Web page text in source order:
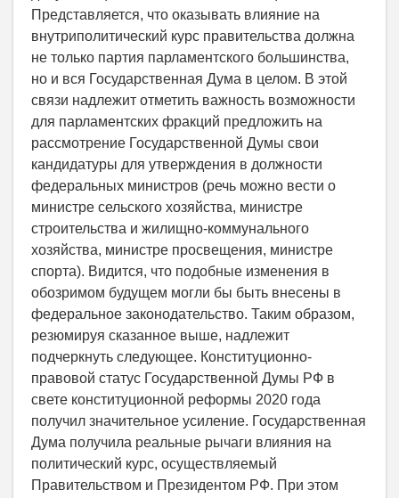
Представляется, что оказывать влияние на
внутриполитический курс правительства должна
не только партия парламентского большинства,
но и вся Государственная Дума в целом. В этой
связи надлежит отметить важность возможности
для парламентских фракций предложить на
рассмотрение Государственной Думы свои
кандидатуры для утверждения в должности
федеральных министров (речь можно вести о
министре сельского хозяйства, министре
строительства и жилищно-коммунального
хозяйства, министре просвещения, министре
спорта). Видится, что подобные изменения в
обозримом будущем могли бы быть внесены в
федеральное законодательство. Таким образом,
резюмируя сказанное выше, надлежит
подчеркнуть следующее. Конституционно-
правовой статус Государственной Думы РФ в
свете конституционной реформы 2020 года
получил значительное усиление. Государственная
Дума получила реальные рычаги влияния на
политический курс, осуществляемый
Правительством и Президентом РФ. При этом